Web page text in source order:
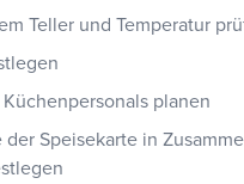
Teller und Temperatur
planen
der Speisekarte in